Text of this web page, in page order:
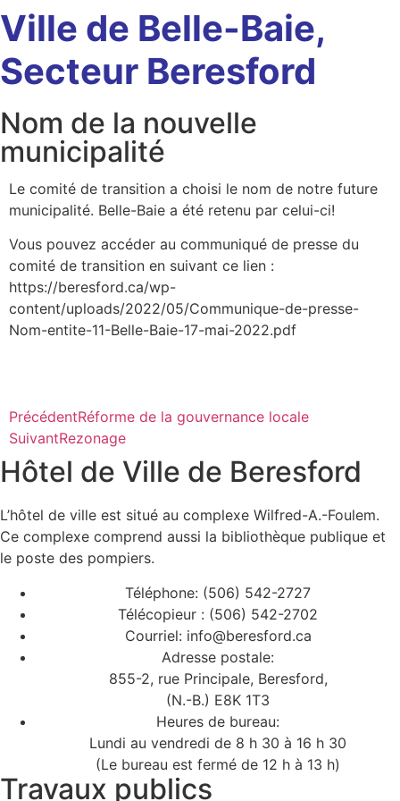
Ville de Belle-Baie,
Secteur Beresford
Nom de la nouvelle
municipalité
Le comité de transition a choisi le nom de notre future
municipalité. Belle-Baie a été retenu par celui-ci!
Vous pouvez accéder au communiqué de presse du
comité de transition en suivant ce lien :
https://beresford.ca/wp-
content/uploads/2022/05/Communique-de-presse-
Nom-entite-11-Belle-Baie-17-mai-2022.pdf
PrécédentRéforme de la gouvernance locale
SuivantRezonage
Hôtel de Ville de Beresford
L’hôtel de ville est situé au complexe Wilfred-A.-Foulem.
Ce complexe comprend aussi la bibliothèque publique et
le poste des pompiers.
Téléphone: (506) 542-2727
Télécopieur : (506) 542-2702
Courriel: info@beresford.ca
Adresse postale:
855-2, rue Principale, Beresford,
(N.-B.) E8K 1T3
Heures de bureau:
Lundi au vendredi de 8 h 30 à 16 h 30
(Le bureau est fermé de 12 h à 13 h)
Travaux publics